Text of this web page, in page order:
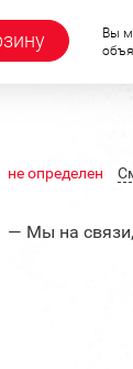
Вы
не определен
— Мы на связи,